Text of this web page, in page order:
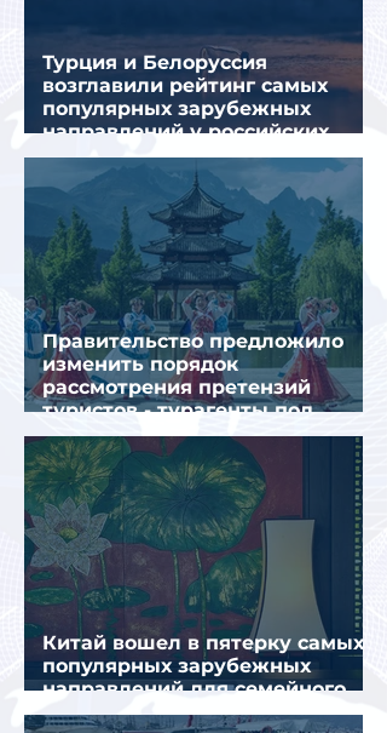
Турция и Белоруссия
возглавили рейтинг самых
популярных зарубежных
направлений у российских
туристов летом
Правительство предложило
изменить порядок
рассмотрения претензий
туристов - турагенты под
ударом!
Китай вошел в пятерку самых
популярных зарубежных
направлений для семейного
отдыха летом